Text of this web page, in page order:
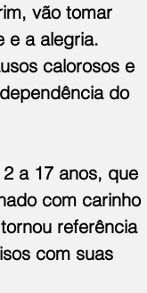
vão tomar
e a alegria.
calorosos e
do
a 17 anos, que
com carinho
referência
com suas